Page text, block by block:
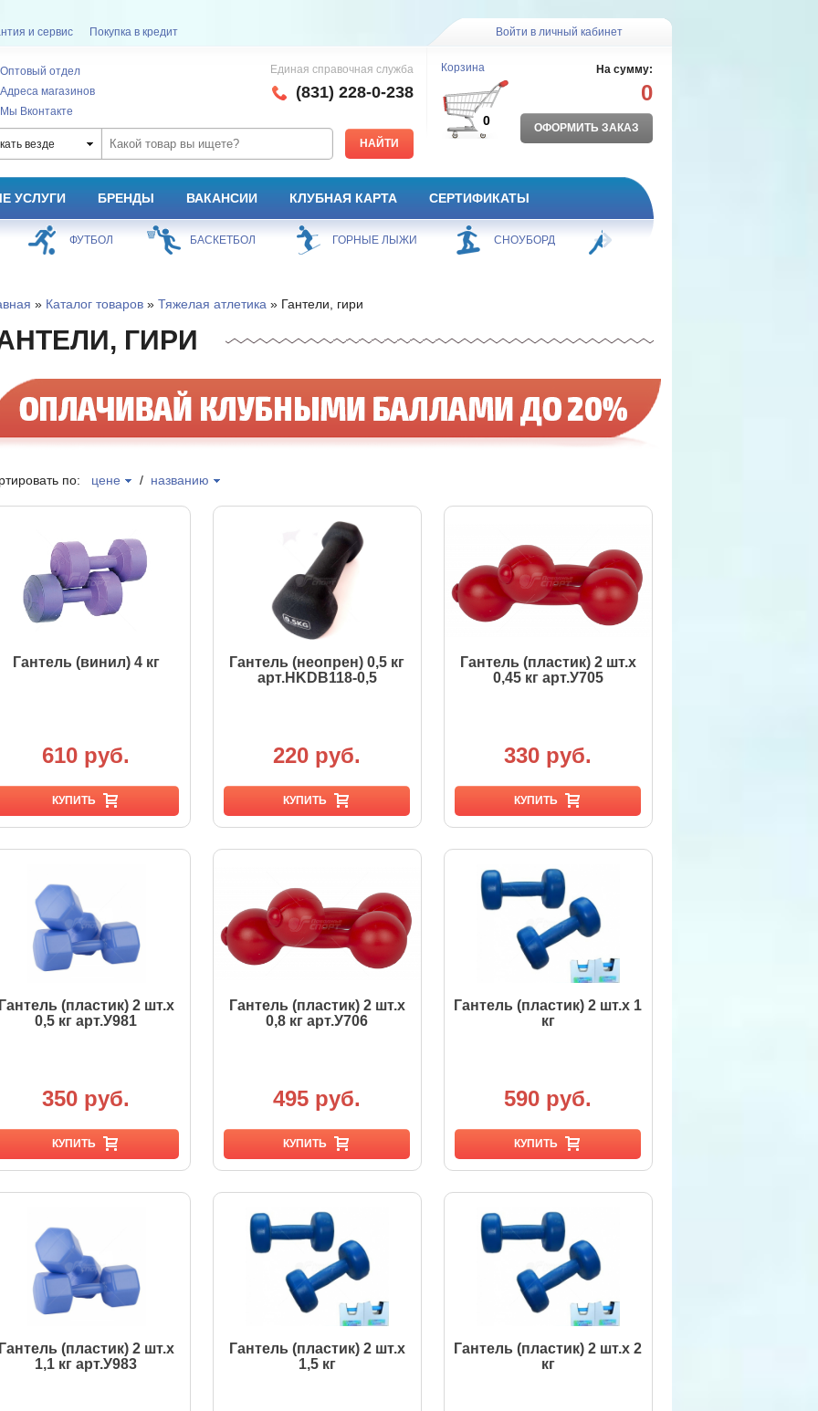
и сервис Покупка в кредит Войти в личный кабинет
Оптовый отдел
Адреса магазинов
Мы Вконтакте
Единая справочная служба
(831) 228-0-238
везде
Корзина
0
На сумму:
0
ОФОРМИТЬ ЗАКАЗ
УСЛУГИ БРЕНДЫ ВАКАНСИИ КЛУБНАЯ КАРТА СЕРТИФИКАТЫ
ФУТБОЛ БАСКЕТБОЛ ГОРНЫЕ ЛЫЖИ СНОУБОРД
» Каталог товаров» Тяжелая атлетика » Гантели, гири
ГИРИ
по: цене / названию
Гантель (винил) 4 кг
610 руб.
КУПИТЬ
Гантель (неопрен) 0,5 кг
арт.HKDB118-0,5
220 руб.
КУПИТЬ
Гантель (пластик) 2 шт.х
0,45 кг арт.У705
330 руб.
КУПИТЬ
(пластик) 2 шт.х
0,5 кг арт.У981
350 руб.
КУПИТЬ
Гантель (пластик) 2 шт.х
0,8 кг арт.У706
495 руб.
КУПИТЬ
Гантель (пластик) 2 шт.х 1
кг
590 руб.
КУПИТЬ
(пластик) 2 шт.х
1,1 кг арт.У983
Гантель (пластик) 2 шт.х
1,5 кг
Гантель (пластик) 2 шт.х 2
кг